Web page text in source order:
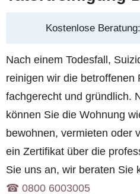
Kostenlose Beratung:
Nach einem Todesfall,
reinigen wir die betroffenen
fachgerecht und gründlich.
können Sie die Wohnung
bewohnen, vermieten oder
ein Zertifikat über die
Sie uns an, wir beraten Sie
☎︎ 0800 6003005